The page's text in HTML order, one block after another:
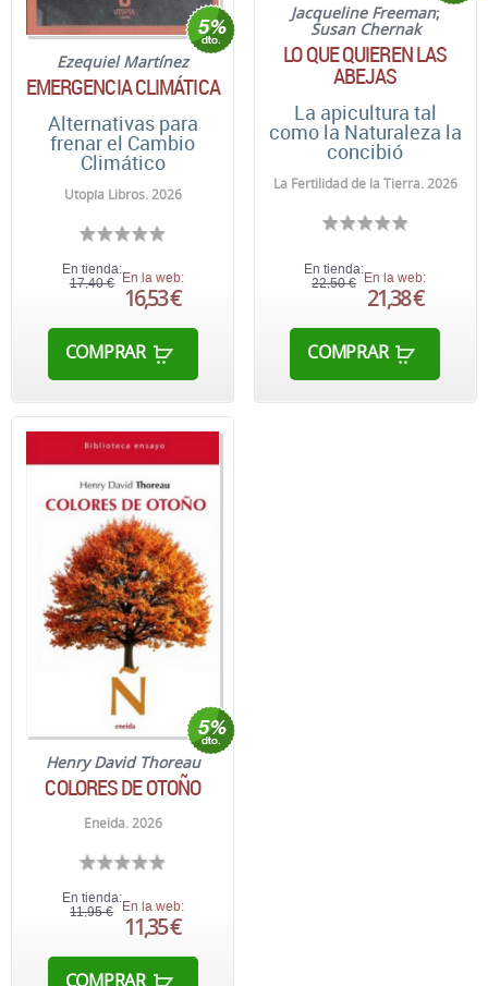
Ezequiel Martínez
EMERGENCIA CLIMÁTICA
Alternativas para
frenar el Cambio
Climático
Utopía Libros. 2026
En tienda:
17,40 € En la web:
16,53 €
COMPRAR
Jacqueline Freeman;
Susan Chernak
LO QUE QUIEREN LAS
ABEJAS
La apicultura tal
como la Naturaleza la
concibió
La Fertilidad de la Tierra. 2026
En tienda:
22,50 €
En la web:
21,38 €
COMPRAR
Henry David Thoreau
COLORES DE OTOÑO
Eneida. 2026
En tienda:
11,95 € En la web:
11,35 €
COMPRAR